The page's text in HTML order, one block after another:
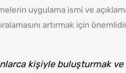
uygulama ismi ve
artırmak için
kişiyle buluşturmak